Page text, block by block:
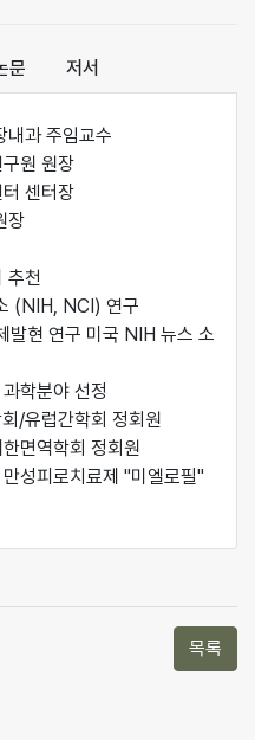
문 저서
내과 주임교수
원 원장
센터장
장
추천
(NIH, NCI) 연구
현 연구 미국 NIH 뉴스 소
학분야 선정
/유럽간학회 정회원
면역학회 정회원
성피로치료제 "미엘로필"
목록